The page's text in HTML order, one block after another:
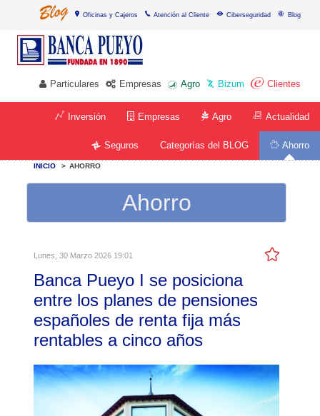
Oficinas y Cajeros Atención al Cliente Ciberseguridad Blog
Particulares Empresas Agro Bizum Clientes
Actualidad
Agro
Empresas
Inversión
Ahorro
Categorías del BLOG
Seguros
INICIO > AHORRO
Ahorro
Lunes, 30 Marzo 2026 19:01
Banca Pueyo I se posiciona
entre los planes de pensiones
españoles de renta fija más
rentables a cinco años